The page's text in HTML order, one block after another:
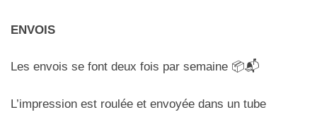
ENVOIS
Les envois se font deux fois par semaine 📦📬
L’impression est roulée et envoyée dans un tube